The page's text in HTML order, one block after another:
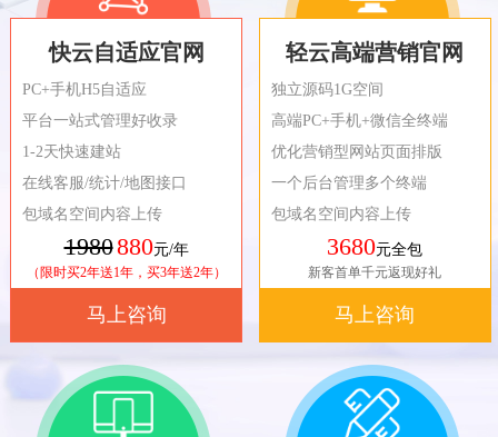
快云自适应官网
PC+手机H5自适应
平台一站式管理好收录
1-2天快速建站
在线客服/统计/地图接口
包域名空间内容上传
1980880元/年
（限时买2年送1年，买3年送2年）
马上咨询
轻云高端营销官网
独立源码1G空间
高端PC+手机+微信全终端
优化营销型网站页面排版
一个后台管理多个终端
包域名空间内容上传
3680元全包
新客首单千元返现好礼
马上咨询